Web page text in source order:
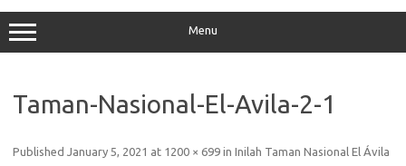
Menu
Taman-Nasional-El-Avila-2-1
Published January 5, 2021 at 1200 × 699 in Inilah Taman Nasional El Ávila